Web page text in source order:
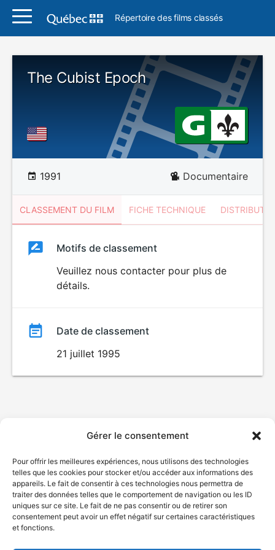
Gérer le consentement
Pour offrir les meilleures expériences, nous utilisons des technologies
telles que les cookies pour stocker et/ou accéder aux informations des
appareils. Le fait de consentir à ces technologies nous permettra de
traiter des données telles que le comportement de navigation ou les ID
uniques sur ce site. Le fait de ne pas consentir ou de retirer son
consentement peut avoir un effet négatif sur certaines caractéristiques
et fonctions.
Répertoire des films classés
The Cubist Epoch
1991 Documentaire
CLASSEMENT DU FILM FICHE TECHNIQUE
ClassementClassement
Motifs de classement
Veuillez nous contacter pour plus de
détails.
Date de classement
21 juillet 1995